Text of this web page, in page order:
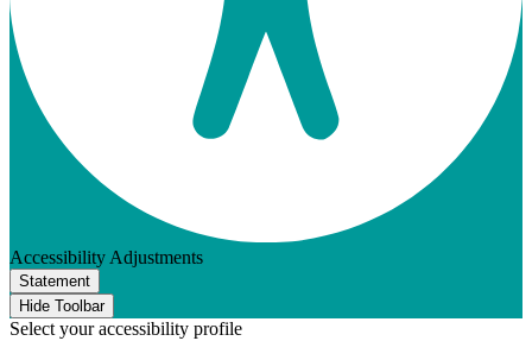
Accessibility Adjustments
Statement
Hide Toolbar
Select your accessibility profile